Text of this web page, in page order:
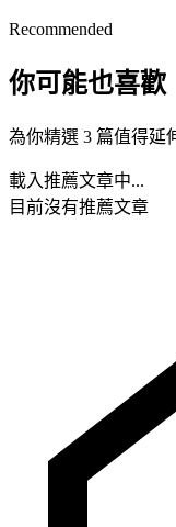
Recommended
你可能也喜歡
為你精選 3 篇值得延
載入推薦文章中...
目前沒有推薦文章